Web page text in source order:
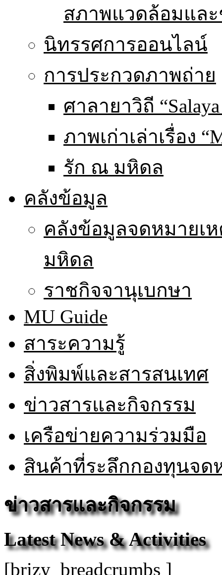
สภาพแวดล้อมแล
นิทรรศการออนไลน์
การประกวดภาพถ่าย
ศาลายาวิถี
ภาพเก่าเล่าเรื่อง
รัก ณ มหิดล
คลังข้อมูล
คลังข้อมูลจดหมาย
มหิดล
ราชกิจจานุเบกษา
MU Guide
สาระความรู้
สิ่งพิมพ์และสารสนเทศ
ข่าวสารและกิจกรรม
เครือข่ายความร่วมมือ
สินค้าที่ระลึกกองทุนจ
ข่าวสารและกิจกรรม
Latest News & Activities
[brizy_breadcrumbs ]